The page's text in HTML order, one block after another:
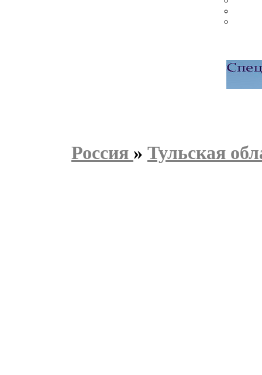
Россия » Тульская